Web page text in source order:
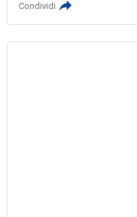
Condividi